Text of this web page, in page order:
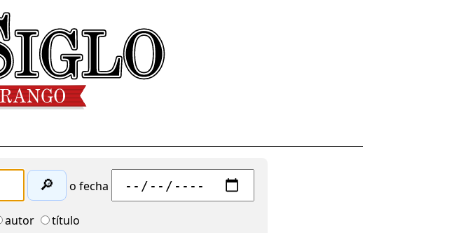
🔎 o fecha
autor título